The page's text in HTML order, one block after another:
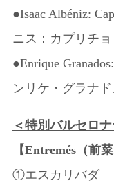
●Isaac Albéniz:
ニス：カプリチ
●Enrique
ンリケ・グラナ
＜特別バルセロ
【Entremés（前菜
①エスカリバダ